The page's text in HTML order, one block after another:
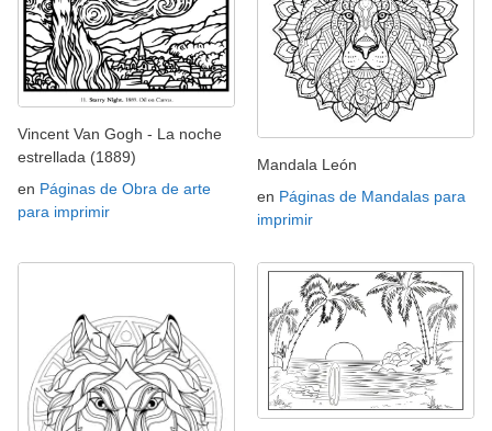
Vincent Van Gogh - La noche
estrellada (1889)
en Páginas de Obra de arte
para imprimir
Mandala León
en Páginas de Mandalas para
imprimir